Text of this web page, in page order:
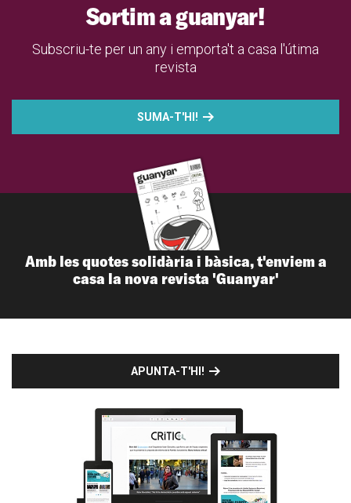
Sortim a guanyar!
Subscriu-te per un any i emporta't a casa l'útima
revista
SUMA-T'HI!
Amb les quotes solidària i bàsica, t'enviem a
casa la nova revista 'Guanyar'
APUNTA-T'HI!